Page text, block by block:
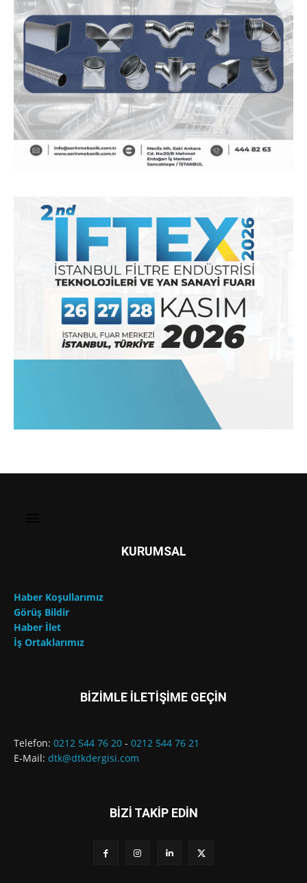
KURUMSAL
Haber Koşullarımız
Görüş Bildir
Haber İlet
İş Ortaklarımız
BİZİMLE İLETİŞİME GEÇİN
Telefon: 0212 544 76 20 - 0212 544 76 21
E-Mail: dtk@dtkdergisi.com
BİZİ TAKİP EDİN